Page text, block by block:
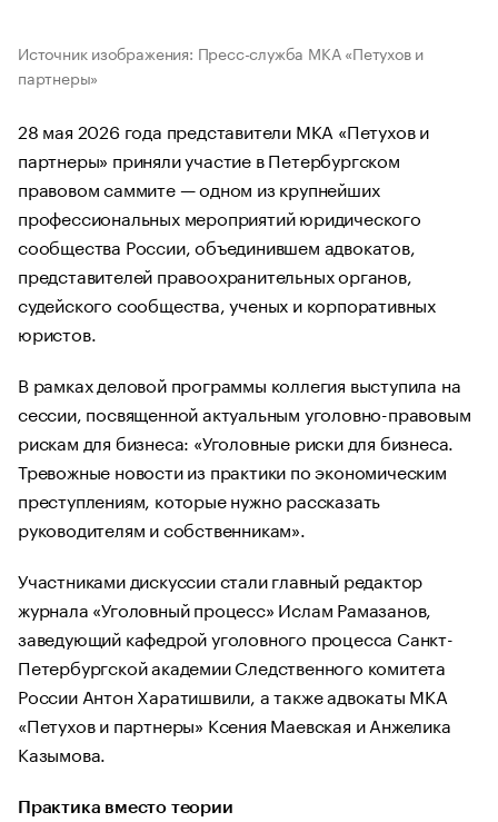
Источник изображения: Пресс-служба МКА «Петухов и
партнеры»
28 мая 2026 года представители МКА «Петухов и
партнеры» приняли участие в Петербургском
правовом саммите — одном из крупнейших
профессиональных мероприятий юридического
сообщества России, объединившем адвокатов,
представителей правоохранительных органов,
судейского сообщества, ученых и корпоративных
юристов.
В рамках деловой программы коллегия выступила на
сессии, посвященной актуальным уголовно-правовым
рискам для бизнеса: «Уголовные риски для бизнеса.
Тревожные новости из практики по экономическим
преступлениям, которые нужно рассказать
руководителям и собственникам».
Участниками дискуссии стали главный редактор
журнала «Уголовный процесс» Ислам Рамазанов,
заведующий кафедрой уголовного процесса Санкт-
Петербургской академии Следственного комитета
России Антон Харатишвили, а также адвокаты МКА
«Петухов и партнеры» Ксения Маевская и Анжелика
Казымова.
Практика вместо теории